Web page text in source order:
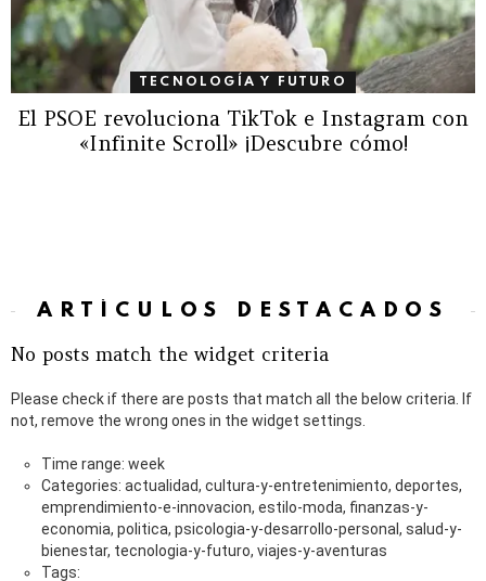
TECNOLOGÍA Y FUTURO
El PSOE revoluciona TikTok e Instagram con
«Infinite Scroll» ¡Descubre cómo!
ARTÍCULOS DESTACADOS
No posts match the widget criteria
Please check if there are posts that match all the below criteria. If
not, remove the wrong ones in the widget settings.
Time range: week
Categories: actualidad, cultura-y-entretenimiento, deportes,
emprendimiento-e-innovacion, estilo-moda, finanzas-y-
economia, politica, psicologia-y-desarrollo-personal, salud-y-
bienestar, tecnologia-y-futuro, viajes-y-aventuras
Tags: